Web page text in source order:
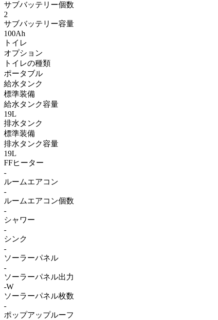
サブバッテリー個数
2
サブバッテリー容量
100Ah
トイレ
オプション
トイレの種類
ポータブル
給水タンク
標準装備
給水タンク容量
19L
排水タンク
標準装備
排水タンク容量
19L
FFヒーター
-
ルームエアコン
-
ルームエアコン個数
-
シャワー
-
シンク
-
ソーラーパネル
-
ソーラーパネル出力
-W
ソーラーパネル枚数
-
ポップアップルーフ